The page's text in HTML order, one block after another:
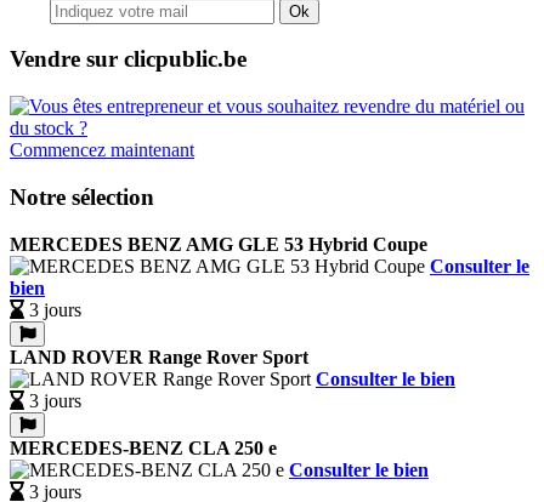
Ok
Vendre sur clicpublic.be
Commencez maintenant
Notre sélection
MERCEDES BENZ AMG GLE 53 Hybrid Coupe
Consulter le
bien
3 jours
LAND ROVER Range Rover Sport
Consulter le bien
3 jours
MERCEDES-BENZ CLA 250 e
Consulter le bien
3 jours